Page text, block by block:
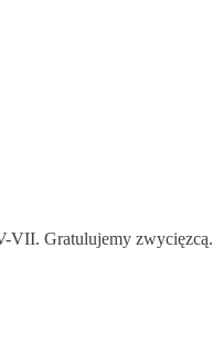
VII. Gratulujemy zwycięzcą.